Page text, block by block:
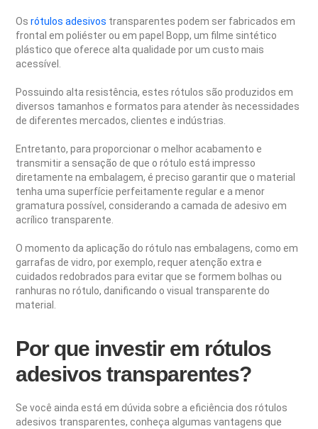
Osrótulos adesivos transparentes podem ser fabricados em
frontal em poliéster ou em papel Bopp, um filme sintético
plástico que oferece alta qualidade por um custo mais
acessível.
Possuindo alta resistência, estes rótulos são produzidos em
diversos tamanhos e formatos para atender às necessidades
de diferentes mercados, clientes e indústrias.
Entretanto, para proporcionar o melhor acabamento e
transmitir a sensação de que o rótulo está impresso
diretamente na embalagem, é preciso garantir que o material
tenha uma superfície perfeitamente regular e a menor
gramatura possível, considerando a camada de adesivo em
acrílico transparente.
O momento da aplicação do rótulo nas embalagens, como em
garrafas de vidro, por exemplo, requer atenção extra e
cuidados redobrados para evitar que se formem bolhas ou
ranhuras no rótulo, danificando o visual transparente do
material.
Por que investir em rótulos
adesivos transparentes?
Se você ainda está em dúvida sobre a eficiência dos rótulos
adesivos transparentes, conheça algumas vantagens que